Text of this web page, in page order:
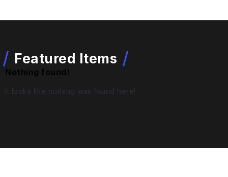
Featured Items
Nothing found!
It looks like nothing was found here!